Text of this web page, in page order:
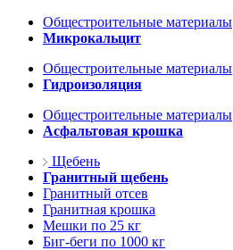
Общестроительные материалы
Микрокальцит
Общестроительные материалы
Гидроизоляция
Общестроительные материалы
Асфальтовая крошка
Щебень
Гранитный щебень
Гранитный отсев
Гранитная крошка
Мешки по 25 кг
Биг-беги по 1000 кг